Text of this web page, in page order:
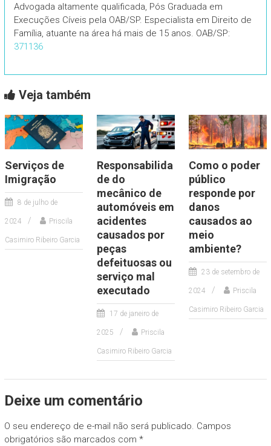
Advogada altamente qualificada, Pós Graduada em
Execuções Cíveis pela OAB/SP. Especialista em Direito de
Família, atuante na área há mais de 15 anos. OAB/SP:
371136
Veja também
Serviços de
Imigração
8 de julho de
2024 Priscila
Casimiro Ribeiro Garcia
Responsabilida
de do
mecânico de
automóveis em
acidentes
causados por
peças
defeituosas ou
serviço mal
executado
17 de janeiro de
2025 Priscila
Casimiro Ribeiro Garcia
Como o poder
público
responde por
danos
causados ao
meio
ambiente?
23 de setembro de
2024 Priscila
Casimiro Ribeiro Garcia
Deixe um comentário
O seu endereço de e-mail não será publicado. Campos
obrigatórios são marcados com *